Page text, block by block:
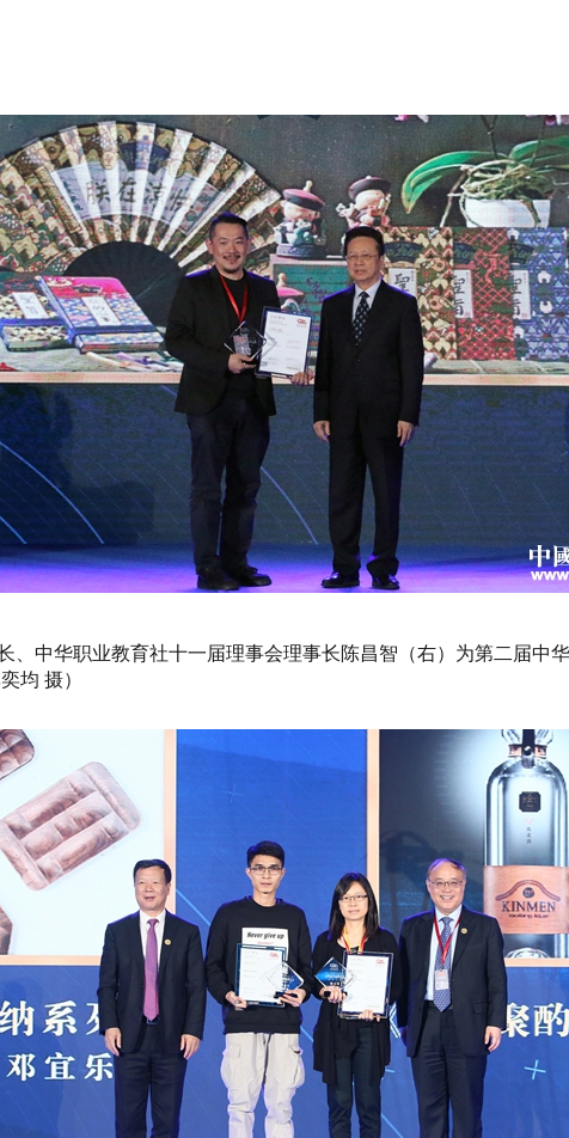
、中华职业教育社十一届理事会理事长陈昌智（右）为第二届中
均 摄）